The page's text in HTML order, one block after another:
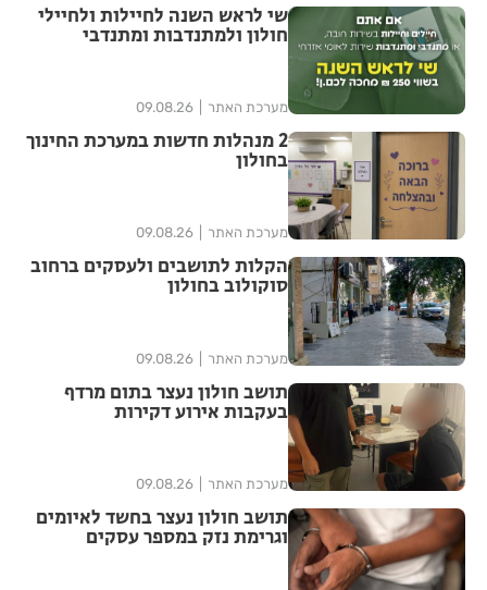
שי לראש השנה לחיילות ולחיילי
חולון ולמתנדבות ומתנדבי
מערכת האתר 09.08.26
2 מנהלות חדשות במערכת החינוך
בחולון
מערכת האתר 09.08.26
הקלות לתושבים ולעסקים ברחוב
סוקולוב בחולון
מערכת האתר 09.08.26
תושב חולון נעצר בתום מרדף
בעקבות אירוע דקירות
מערכת האתר 09.08.26
תושב חולון נעצר בחשד לאיומים
וגרימת נזק במספר עסקים